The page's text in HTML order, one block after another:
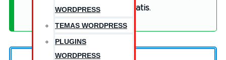
WORDPRESS
TEMAS WORDPRESS
PLUGINS
WORDPRESS
totalmente gratis.